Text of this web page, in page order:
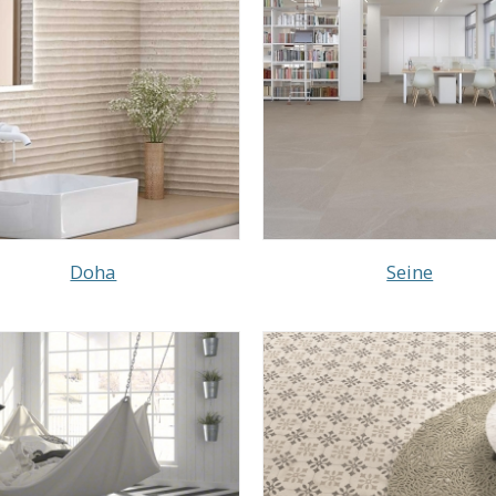
Doha Seine